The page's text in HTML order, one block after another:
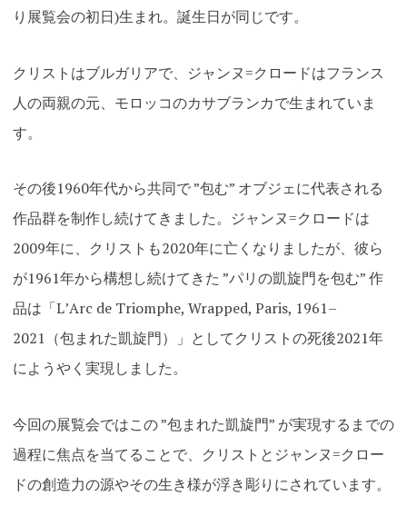
り展覧会の初日)生まれ。誕生日が同じです。
クリストはブルガリアで、ジャンヌ=クロードはフランス
人の両親の元、モロッコのカサブランカで生まれていま
す。
その後1960年代から共同で ”包む” オブジェに代表される
作品群を制作し続けてきました。ジャンヌ=クロードは
2009年に、クリストも2020年に亡くなりましたが、彼ら
が1961年から構想し続けてきた ”パリの凱旋門を包む” 作
品は「LʼArc de Triomphe, Wrapped, Paris, 1961–
2021（包まれた凱旋門）」としてクリストの死後2021年
にようやく実現しました。
今回の展覧会ではこの ”包まれた凱旋門” が実現するまでの
過程に焦点を当てることで、クリストとジャンヌ=クロー
ドの創造力の源やその生き様が浮き彫りにされています。